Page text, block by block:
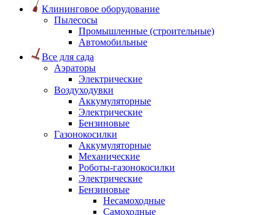
Клининговое оборудование
Пылесосы
Промышленные (строительные)
Автомобильные
Все для сада
Аэраторы
Электрические
Воздуходувки
Аккумуляторные
Электрические
Бензиновые
Газонокосилки
Аккумуляторные
Механические
Роботы-газонокосилки
Электрические
Бензиновые
Несамоходные
Самоходные